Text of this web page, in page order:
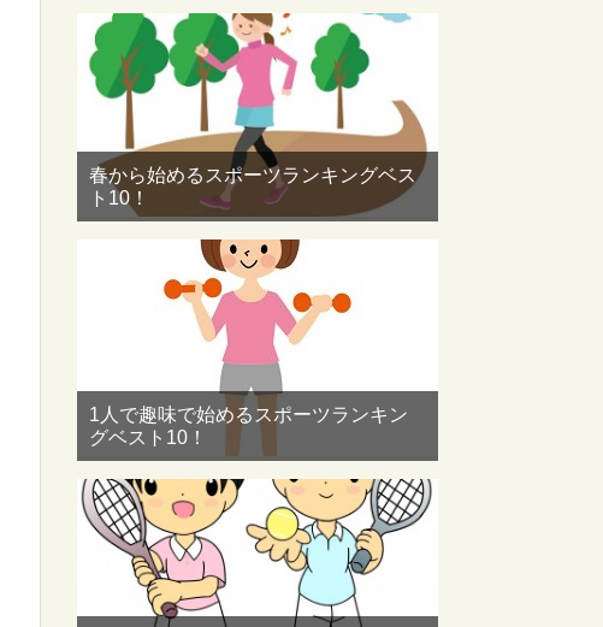
春から始めるスポーツランキングベス
ト10！
1人で趣味で始めるスポーツランキン
グベスト10！